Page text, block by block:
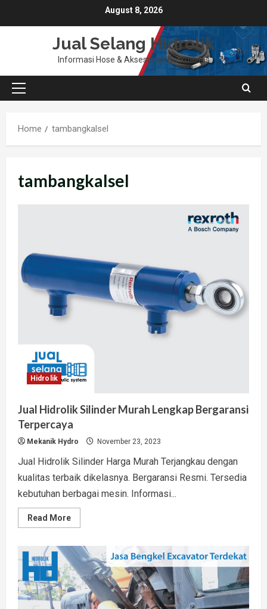
to
August 8, 2026
Jual Selang Hidrolik
Informasi Hose & Aksesories Berkualitas
Primary
Home
tambangkalsel
tambangkalsel
Hidrolik
Jual Hidrolik Silinder Murah Lengkap Bergaransi
Terpercaya
Mekanik Hydro November 23, 2023
Jual Hidrolik Silinder Harga Murah Terjangkau dengan
kualitas terbaik dikelasnya. Bergaransi Resmi. Tersedia
kebutuhan berbagai mesin. Informasi...
Read MoreRead
more
Hidrolik
Silinder
Murah
Lengkap
Bergaransi
Terpercaya